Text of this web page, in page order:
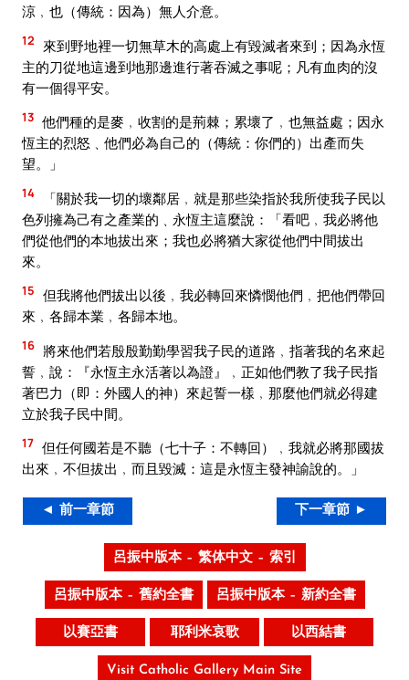
涼﹐也（傳統：因為）無人介意。
12
來到野地裡一切無草木的高處上有毀滅者來到；因為永恆
主的刀從地這邊到地那邊進行著吞滅之事呢；凡有血肉的沒
有一個得平安。
13 他們種的是麥﹐收割的是荊棘；累壞了﹐也無益處；因永
恆主的烈怒﹑他們必為自己的（傳統：你們的）出產而失
望。」
14
「關於我一切的壞鄰居﹐就是那些染指於我所使我子民以
色列擁為己有之產業的﹑永恆主這麼說：「看吧﹐我必將他
們從他們的本地拔出來；我也必將猶大家從他們中間拔出
來。
15 但我將他們拔出以後﹐我必轉回來憐憫他們﹐把他們帶回
來﹐各歸本業﹐各歸本地。
16 將來他們若殷殷勤勤學習我子民的道路﹐指著我的名來起
誓﹐說：『永恆主永活著以為證』﹐正如他們教了我子民指
著巴力（即：外國人的神）來起誓一樣﹐那麼他們就必得建
立於我子民中間。
17 但任何國若是不聽（七十子：不轉回）﹐我就必將那國拔
出來﹐不但拔出﹐而且毀滅：這是永恆主發神諭說的。」
◄ 前一章節 下一章節 ►
呂振中版本 – 繁体中文 – 索引
呂振中版本 – 舊約全書 呂振中版本 – 新約全書
以賽亞書 耶利米哀歌 以西結書
Visit Catholic Gallery Main Site